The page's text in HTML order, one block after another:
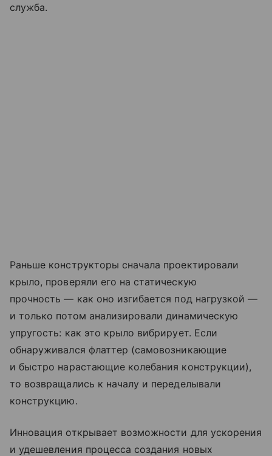
служба.
Раньше конструкторы сначала проектировали
крыло, проверяли его на статическую
прочность — как оно изгибается под нагрузкой —
и только потом анализировали динамическую
упругость: как это крыло вибрирует. Если
обнаруживался флаттер (самовозникающие
и быстро нарастающие колебания конструкции),
то возвращались к началу и переделывали
конструкцию.
Инновация открывает возможности для ускорения
и удешевления процесса создания новых